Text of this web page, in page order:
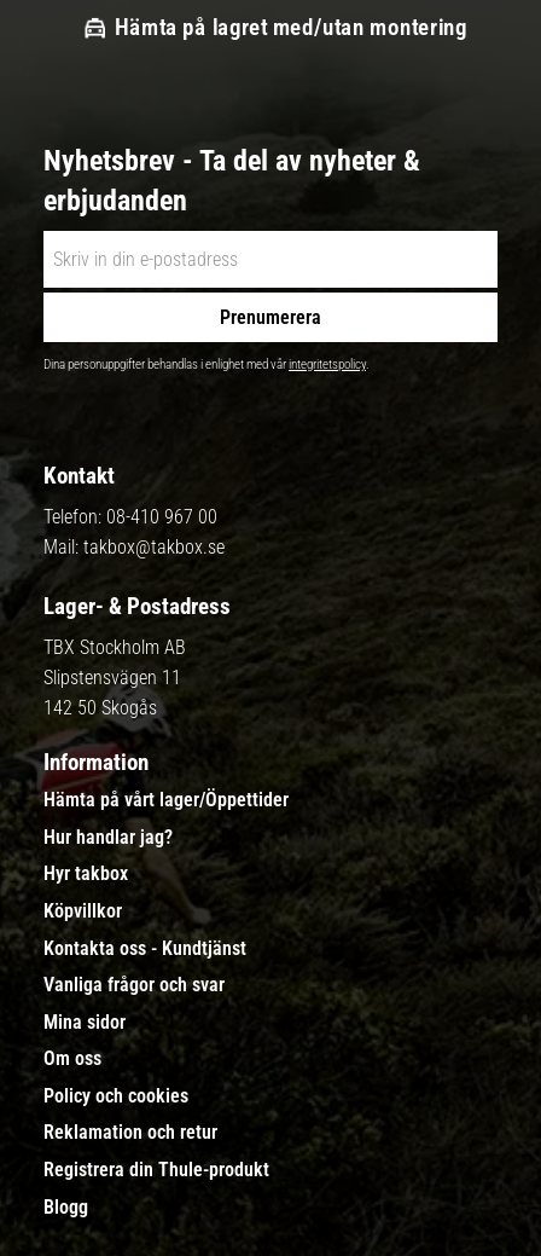
Hämta på lagret med/utan montering
Nyhetsbrev - Ta del av nyheter &
erbjudanden
Prenumerera
Dina personuppgifter behandlas i enlighet med vårintegritetspolicy.
Kontakt
Telefon: 08-410 967 00
Mail: takbox@takbox.se
Lager- & Postadress
TBX Stockholm AB
Slipstensvägen 11
142 50 Skogås
Information
Hämta på vårt lager/Öppettider
Hur handlar jag?
Hyr takbox
Köpvillkor
Kontakta oss - Kundtjänst
Vanliga frågor och svar
Mina sidor
Om oss
Policy och cookies
Reklamation och retur
Registrera din Thule-produkt
Blogg